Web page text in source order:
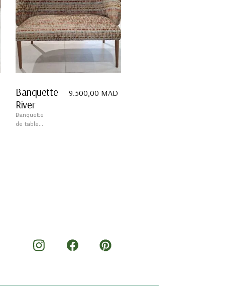
Banquette
River
Banquette
de table...
9.500,00 MAD